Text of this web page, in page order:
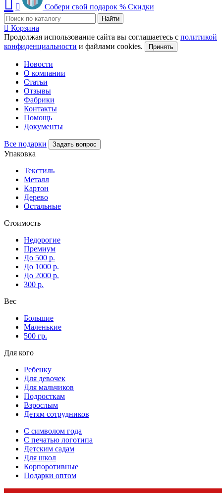
Собери свой подарок % Скидки
Найти
Корзина
Продолжая использование сайта вы соглашаетесь с политикой
конфиденциальности и файлами cookies. Принять
Новости
О компании
Статьи
Отзывы
Фабрики
Контакты
Помощь
Документы
Все подарки Задать вопрос
Упаковка
Текстиль
Металл
Картон
Дерево
Остальные
Стоимость
Недорогие
Премиум
До 500 р.
До 1000 р.
До 2000 р.
300 р.
Вес
Большие
Маленькие
500 гр.
Для кого
Ребенку
Для девочек
Для мальчиков
Подросткам
Взрослым
Детям сотрудников
С символом года
С печатью логотипа
Детским садам
Для школ
Корпоротивные
Подарки оптом